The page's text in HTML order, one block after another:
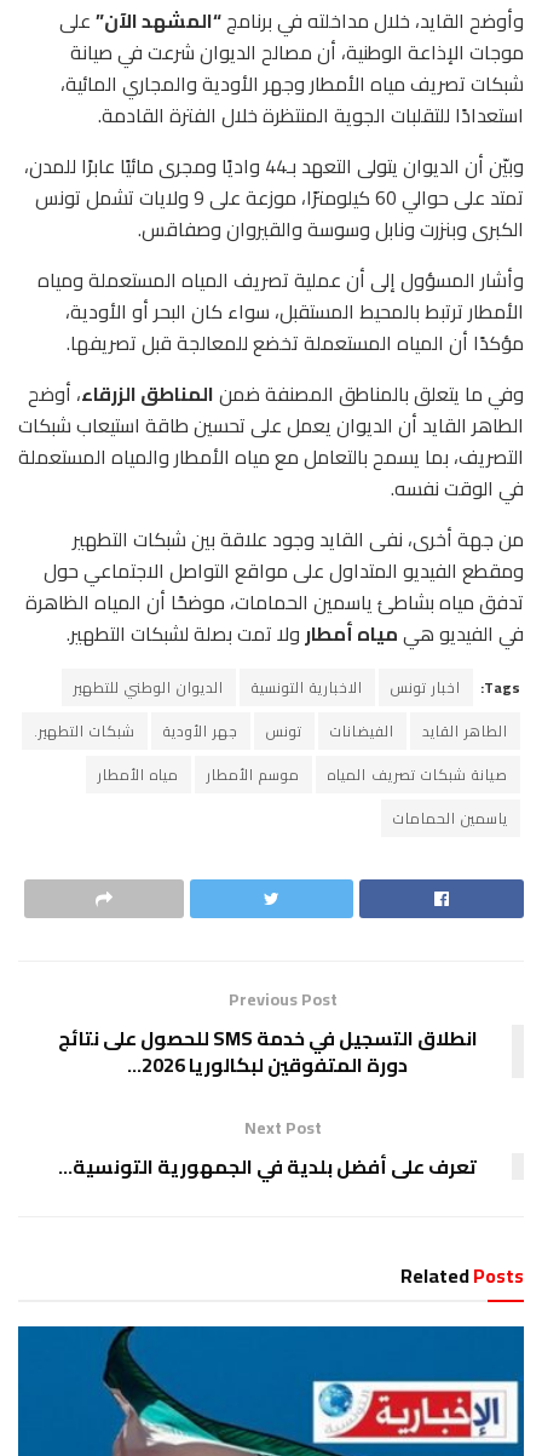
وأوضح القايد، خلال مداخلته في برنامج“المشهد الآن”على
موجات الإذاعة الوطنية، أن مصالح الديوان شرعت في صيانة
شبكات تصريف مياه الأمطار وجهر الأودية والمجاري المائية،
استعدادًا للتقلبات الجوية المنتظرة خلال الفترة القادمة.
وبيّن أن الديوان يتولى التعهد بـ44 واديًا ومجرى مائيًا عابرًا للمدن،
تمتد على حوالي 60 كيلومترًا، موزعة على 9 ولايات تشمل تونس
الكبرى وبنزرت ونابل وسوسة والقيروان وصفاقس.
وأشار المسؤول إلى أن عملية تصريف المياه المستعملة ومياه
الأمطار ترتبط بالمحيط المستقبل، سواء كان البحر أو الأودية،
مؤكدًا أن المياه المستعملة تخضع للمعالجة قبل تصريفها.
وفي ما يتعلق بالمناطق المصنفة ضمنالمناطق الزرقاء، أوضح
الطاهر القايد أن الديوان يعمل على تحسين طاقة استيعاب شبكات
التصريف، بما يسمح بالتعامل مع مياه الأمطار والمياه المستعملة
في الوقت نفسه.
من جهة أخرى، نفى القايد وجود علاقة بين شبكات التطهير
ومقطع الفيديو المتداول على مواقع التواصل الاجتماعي حول
تدفق مياه بشاطئ ياسمين الحمامات، موضحًا أن المياه الظاهرة
في الفيديو هيمياه أمطار ولا تمت بصلة لشبكات التطهير.
Tags: اخبار تونس الاخبارية التونسية
الديوان الوطني للتطهير
الطاهر القايد
الفيضانات تونس جهر الأودية
شبكات التطهير.
صيانة شبكات تصريف المياه
موسم الأمطار
مياه الأمطار
ياسمين الحمامات
Previous Post
انطلاق التسجيل في خدمة SMS للحصول على نتائج
دورة المتفوقين لبكالوريا 2026…
Next Post
تعرف على أفضل بلدية في الجمهورية التونسية…
RelatedPosts